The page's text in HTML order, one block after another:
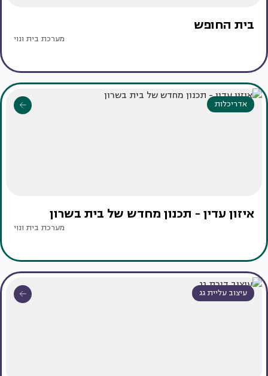
בית החופש
מערכת בית ונוי
אדריכלות
איזון עדין - תכנון מחדש של בית בשרון
מערכת בית ונוי
עיצוב עליית גג